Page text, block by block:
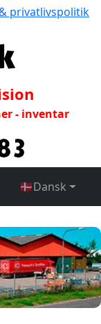
privatlivspolitik
- inventar
🇩🇰Dansk